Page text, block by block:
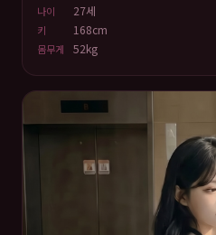
나이 27세
키 168cm
몸무게 52kg